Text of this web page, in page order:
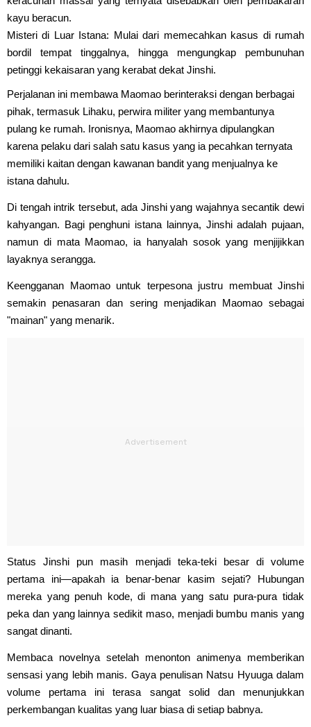
kayu beracun.
Misteri di Luar Istana: Mulai dari memecahkan kasus di rumah
bordil tempat tinggalnya, hingga mengungkap pembunuhan
petinggi kekaisaran yang kerabat dekat Jinshi.
Perjalanan ini membawa Maomao berinteraksi dengan berbagai
pihak, termasuk Lihaku, perwira militer yang membantunya
pulang ke rumah. Ironisnya, Maomao akhirnya dipulangkan
karena pelaku dari salah satu kasus yang ia pecahkan ternyata
memiliki kaitan dengan kawanan bandit yang menjualnya ke
istana dahulu.
Di tengah intrik tersebut, ada Jinshi yang wajahnya secantik dewi
kahyangan. Bagi penghuni istana lainnya, Jinshi adalah pujaan,
namun di mata Maomao, ia hanyalah sosok yang menjijikkan
layaknya serangga.
Keengganan Maomao untuk terpesona justru membuat Jinshi
semakin penasaran dan sering menjadikan Maomao sebagai
"mainan" yang menarik.
Status Jinshi pun masih menjadi teka-teki besar di volume
pertama ini—apakah ia benar-benar kasim sejati? Hubungan
mereka yang penuh kode, di mana yang satu pura-pura tidak
peka dan yang lainnya sedikit maso, menjadi bumbu manis yang
sangat dinanti.
Membaca novelnya setelah menonton animenya memberikan
sensasi yang lebih manis. Gaya penulisan Natsu Hyuuga dalam
volume pertama ini terasa sangat solid dan menunjukkan
perkembangan kualitas yang luar biasa di setiap babnya.